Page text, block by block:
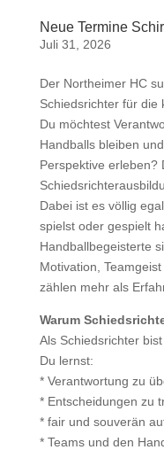
Neue Termine
Juli 31, 2026
Der Northeimer HC
Schiedsrichter für die
Du möchtest
Handballs bleiben
Perspektive erleben?
Dabei ist es völlig
spielst oder gespielt
Handballbegeisterte
Motivation,
zählen mehr als
Warum
Als Schiedsrichter
Du lernst:
* Verantwortung zu
* Entscheidungen zu
* fair und souverän
* Teams und den